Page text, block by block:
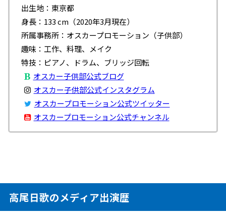
出生地：東京都
身長：133 cm（2020年3月現在）
所属事務所：オスカープロモーション（子供部）
趣味：工作、料理、メイク
特技：ピアノ、ドラム、ブリッジ回転
オスカー子供部公式ブログ
オスカー子供部公式インスタグラム
オスカープロモーション公式ツイッター
オスカープロモーション公式チャンネル
高尾日歌のメディア出演歴